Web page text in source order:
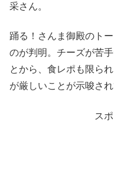
采さん。
踊る！さんま御殿のト
のが判明。チーズが苦
とから、食レポも限ら
が厳しいことが示唆され
ス